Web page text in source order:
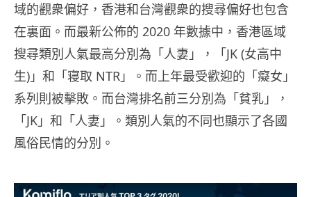
域的觀衆偏好，香港和台灣觀衆的搜尋偏好也包含
在裏面。而最新公佈的 2020 年數據中，香港區域
搜尋類別人氣最高分別為「人妻」，「JK (女高中
生)」和「寝取 NTR」。而上年最受歡迎的「癡女」
系列則被擊敗。而台灣排名前三分別為「貧乳」，
「JK」和「人妻」。類別人氣的不同也顯示了各國
風俗民情的分別。